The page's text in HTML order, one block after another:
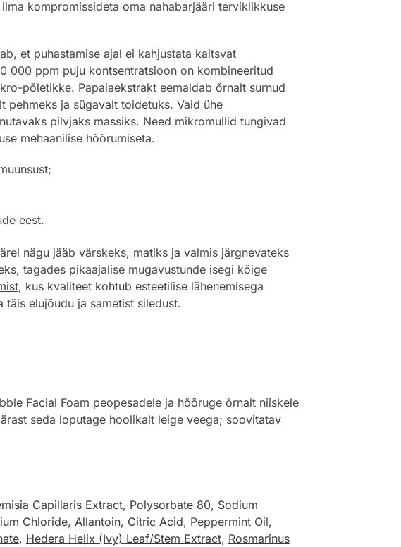
kompromissideta oma nahabarjääri terviklikkuse
et puhastamise ajal ei kahjustata kaitsvat
000 ppm puju kontsentratsioon on kombineeritud
põletikke. Papaiaekstrakt eemaldab õrnalt surnud
pehmeks ja sügavalt toidetuks. Vaid ühe
pilvjaks massiks. Need mikromullid tungivad
mehaanilise hõõrumiseta.
eest.
nägu jääb värskeks, matiks ja valmis järgnevateks
tagades pikaajalise mugavustunde isegi kõige
, kus kvaliteet kohtub esteetilise lähenemisega
täis elujõudu ja sametist siledust.
Facial Foam peopesadele ja hõõruge õrnalt niiskele
seda loputage hoolikalt leige veega; soovitatav
Capillaris Extract, Polysorbate 80, Sodium
Chloride, Allantoin, Citric Acid, Peppermint Oil,
, Hedera Helix (Ivy) Leaf/Stem Extract, Rosmarinus